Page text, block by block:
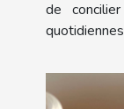
de